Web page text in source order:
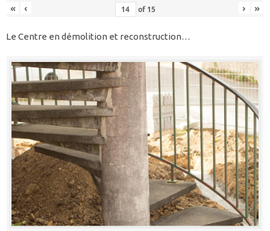
« ‹ of 15 › »
Le Centre en démolition et reconstruction…